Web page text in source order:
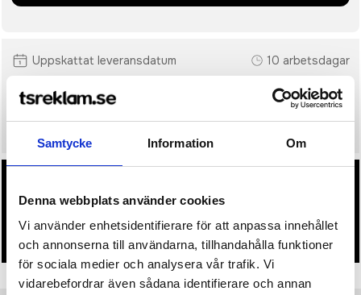
Samtycke Information Om
Denna webbplats använder cookies
Vi använder enhetsidentifierare för att anpassa innehållet
och annonserna till användarna, tillhandahålla funktioner
för sociala medier och analysera vår trafik. Vi
vidarebefordrar även sådana identifierare och annan
Uppskattat leveransdatum 10 arbetsdagar
Mån. 24 Augusti
• Snabbare leverans? Ange önskat leveransdatum i kassan.
innan beställningen blir bindande.
• Tryckfil/er logo laddas upp i kassan.